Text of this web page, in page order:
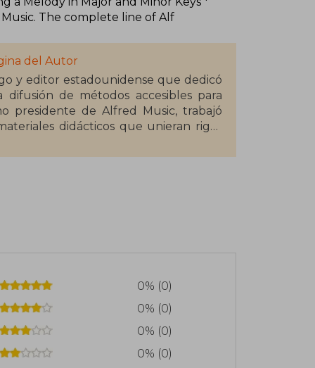
Music. The complete line of Alf
del Autor
y editor estadounidense que dedicó
de métodos accesibles para
presidente de Alfred Music, trabajó
didácticos que unieran rigor
principiantes. Su visión pedagógica
emblemáticas que marcaron un
que sus métodos llegaran a
huella duradera, consolidando un
y estudiantes en el aprendizaje del
0% (0)
0% (0)
0% (0)
0% (0)